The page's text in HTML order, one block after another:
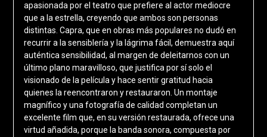
apasionada por el teatro que prefiere al actor mediocre
que a la estrella, creyendo que ambos son personas
distintas. Capra, que en obras más populares no dudó en
recurrir a la sensiblería y la lágrima fácil, demuestra aquí
auténtica sensibilidad, al margen de deleitarnos con un
último plano maravilloso, que justifica por sí solo el
visionado de la película y hace sentir gratitud hacia
quienes la reencontraron y restauraron. Un montaje
magnífico y una fotografía de calidad completan un
excelente film que, en su versión restaurada, ofrece una
virtud añadida, porque la banda sonora, compuesta por